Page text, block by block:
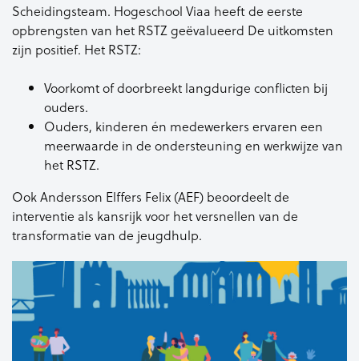
Scheidingsteam. Hogeschool Viaa heeft de eerste
opbrengsten van het RSTZ geëvalueerd De uitkomsten
zijn positief. Het RSTZ:
Voorkomt of doorbreekt langdurige conflicten bij
ouders.
Ouders, kinderen én medewerkers ervaren een
meerwaarde in de ondersteuning en werkwijze van
het RSTZ.
Ook Andersson Elffers Felix (AEF) beoordeelt de
interventie als kansrijk voor het versnellen van de
transformatie van de jeugdhulp.